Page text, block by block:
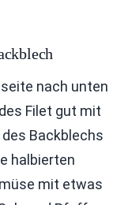
nach unten
Filet gut mit
Backblechs
halbierten
mit etwas